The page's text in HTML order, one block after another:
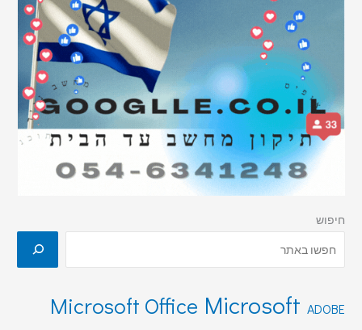
חיפוש
ADOBE
Microsoft
Microsoft Office